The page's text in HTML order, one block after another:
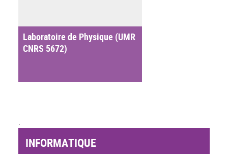
Laboratoire de Physique (UMR
CNRS 5672)
.
INFORMATIQUE